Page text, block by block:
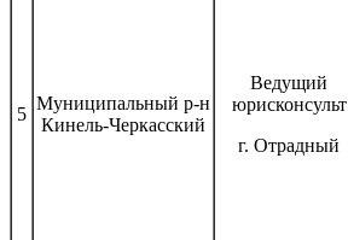
5
Муниципальный р-н
Кинель-Черкасский
Ведущий
юрисконсульт
г. Отрадный